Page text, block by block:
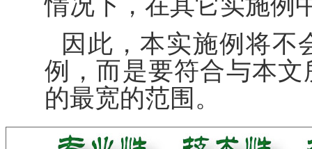
情况下，在其它实施
因此，本实施例将不
例，而是要符合与本
的最宽的范围。